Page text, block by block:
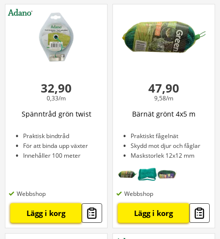
32,90
0,33/m
Spänntråd grön twist
Praktisk bindtråd
För att binda upp växter
Innehåller 100 meter
Webbshop
Lägg i korg
47,90
9,58/m
Bärnät grönt 4x5 m
Praktiskt fågelnät
Skydd mot djur och fåglar
Maskstorlek 12x12 mm
Webbshop
Lägg i korg